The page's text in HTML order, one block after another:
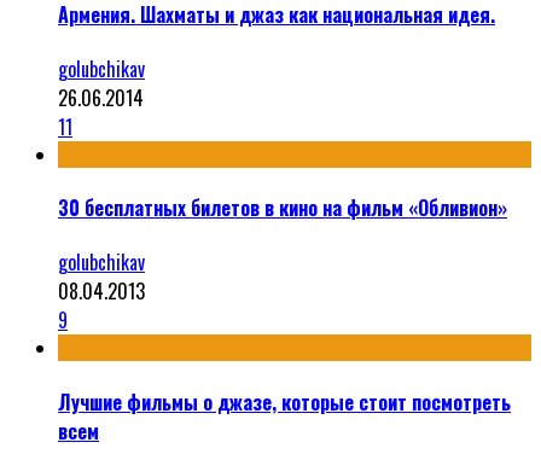
Армения. Шахматы и джаз как национальная идея.
golubchikav
26.06.2014
11
30 бесплатных билетов в кино на фильм «Обливион»
golubchikav
08.04.2013
9
Лучшие фильмы о джазе, которые стоит посмотреть
всем